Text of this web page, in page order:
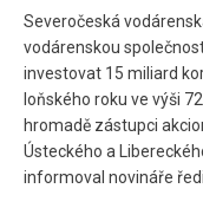
Severočeská
vodárenskou
investovat 15 miliard
loňského roku ve výši
hromadě zástupci
Ústeckého a
informoval novináře